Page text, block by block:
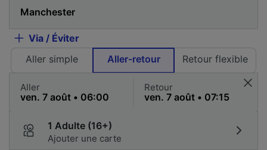
Via / Éviter
Aller simple
Aller-retour Retour flexible
Aller Retour
1 Adulte (16+)
Ajouter une carte